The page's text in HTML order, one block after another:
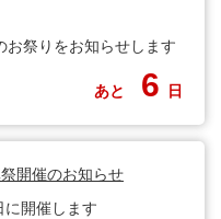
お祭りをお知らせします
あと 6 日
開催のお知らせ
に開催します